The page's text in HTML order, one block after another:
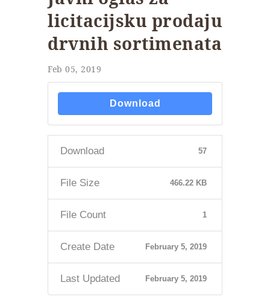
licitacijsku prodaju
drvnih sortimenata
Feb 05, 2019
Download
Download 57
File Size 466.22 KB
File Count 1
Create Date February 5, 2019
Last Updated February 5, 2019